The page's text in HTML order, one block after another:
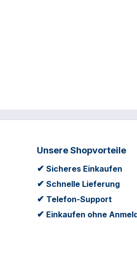
Unsere Shopvorteile
✔ Sicheres Einkaufen
✔ Schnelle Lieferung
✔ Telefon-Support
✔ Einkaufen ohne